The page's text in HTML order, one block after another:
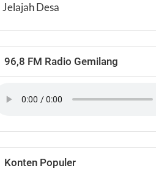
Jelajah Desa
96,8 FM Radio Gemilang
Konten Populer